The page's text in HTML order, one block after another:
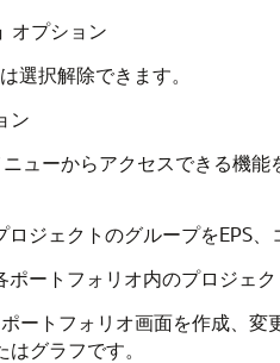
オプション
選択解除できます。
ン
ニューからアクセスできる機能
ロジェクトのグループをEPS
ポートフォリオ内のプロジェ
ートフォリオ画面を作成、変
グラフです。